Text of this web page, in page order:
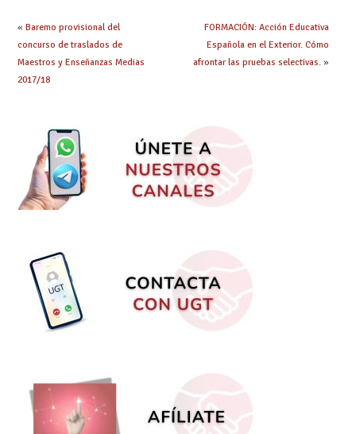
« Baremo provisional del
concurso de traslados de
Maestros y Enseñanzas Medias
2017/18
FORMACIÓN: Acción Educativa
Española en el Exterior. Cómo
afrontar las pruebas selectivas.»